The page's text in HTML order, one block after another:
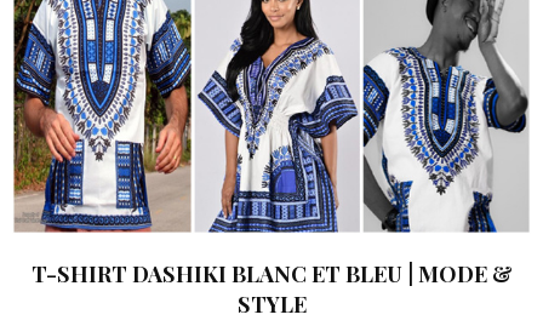
T-SHIRT DASHIKI BLANC ET BLEU | MODE &
STYLE